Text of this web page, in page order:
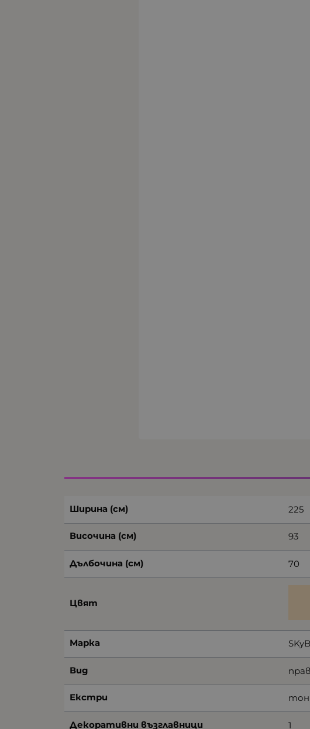
Ширина (см) 225
Височина (см) 93
Дълбочина (см) 70
Цвят
Марка
Вид прав
Екстри
Декоративни възглавници 1